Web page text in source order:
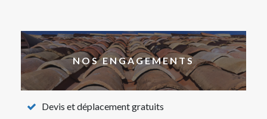
NOS ENGAGEMENTS
Devis et déplacement gratuits